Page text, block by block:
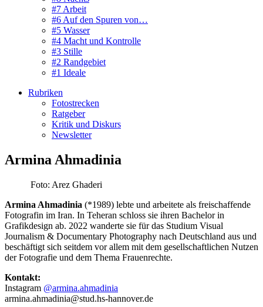
#7 Arbeit
#6 Auf den Spuren von…
#5 Wasser
#4 Macht und Kontrolle
#3 Stille
#2 Randgebiet
#1 Ideale
Rubriken
Fotostrecken
Ratgeber
Kritik und Diskurs
Newsletter
Armina Ahmadinia
Foto: Arez Ghaderi
Armina Ahmadinia (*1989) lebte und arbeitete als freischaffende
Fotografin im Iran. In Teheran schloss sie ihren Bachelor in
Grafikdesign ab. 2022 wanderte sie für das Studium Visual
Journalism & Documentary Photography nach Deutschland aus und
beschäftigt sich seitdem vor allem mit dem gesellschaftlichen Nutzen
der Fotografie und dem Thema Frauenrechte.
Kontakt:
Instagram @armina.ahmadinia
armina.ahmadinia@stud.hs-hannover.de